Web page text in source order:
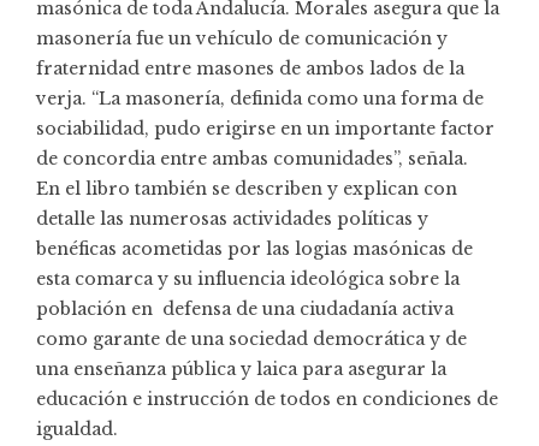
masónica de toda Andalucía. Morales asegura que la
masonería fue un vehículo de comunicación y
fraternidad entre masones de ambos lados de la
verja. “La masonería, definida como una forma de
sociabilidad, pudo erigirse en un importante factor
de concordia entre ambas comunidades”, señala.
En el libro también se describen y explican con
detalle las numerosas actividades políticas y
benéficas acometidas por las logias masónicas de
esta comarca y su influencia ideológica sobre la
población en defensa de una ciudadanía activa
como garante de una sociedad democrática y de
una enseñanza pública y laica para asegurar la
educación e instrucción de todos en condiciones de
igualdad.